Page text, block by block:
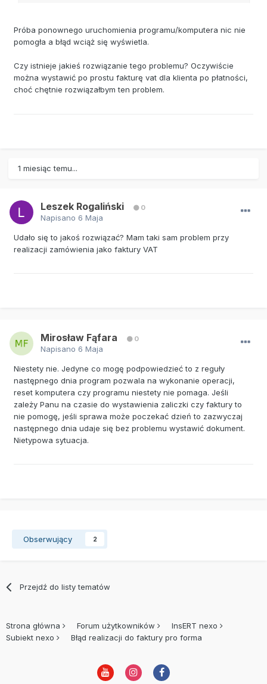
Próba ponownego uruchomienia programu/komputera nic nie
pomogła a błąd wciąż się wyświetla.
Czy istnieje jakieś rozwiązanie tego problemu? Oczywiście
można wystawić po prostu fakturę vat dla klienta po płatności,
choć chętnie rozwiązałbym ten problem.
1 miesiąc temu...
Leszek Rogaliński 0
Napisano 6 Maja
Udało się to jakoś rozwiązać? Mam taki sam problem przy
realizacji zamówienia jako faktury VAT
Mirosław Fąfara 0
Napisano 6 Maja
Niestety nie. Jedyne co mogę podpowiedzieć to z reguły
następnego dnia program pozwala na wykonanie operacji,
reset komputera czy programu niestety nie pomaga. Jeśli
zależy Panu na czasie do wystawienia zaliczki czy faktury to
nie pomogę, jeśli sprawa może poczekać dzień to zazwyczaj
następnego dnia udaje się bez problemu wystawić dokument.
Nietypowa sytuacja.
Obserwujący 2
Przejdź do listy tematów
Strona główna Forum użytkowników
InsERT nexo
Subiekt nexo
Błąd realizacji do faktury pro forma